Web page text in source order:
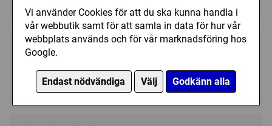
Vi använder Cookies för att du ska kunna handla i
vår webbutik samt för att samla in data för hur vår
webbplats används och för vår marknadsföring hos
Google.
Endast nödvändiga Välj Godkänn alla
219 kr
Tillfälligt slut